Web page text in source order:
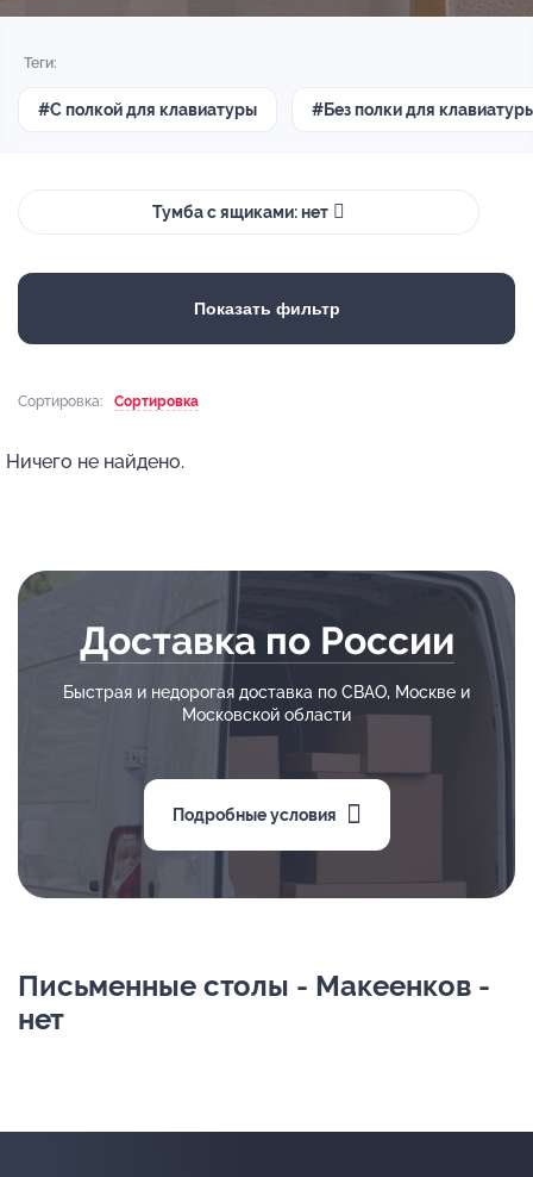
Теги:
#С полкой для клавиатуры #Без полки для
Тумба с ящиками: нет
Показать фильтр
Сортировка: Сортировка
Ничего не найдено.
Доставка по России
Быстрая и недорогая доставка по СВАО, Москве и
Московской области
Подробные условия
Письменные столы - Макеенков -
нет